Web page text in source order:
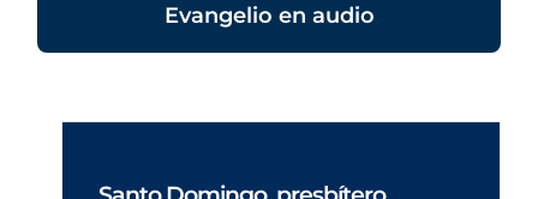
Evangelio en audio